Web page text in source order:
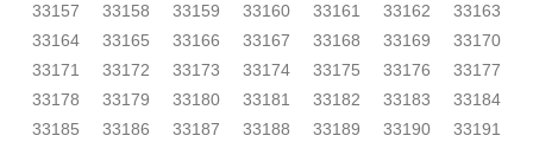
33157
33158 33159 33160 33161 33162
33163
33164
33165 33166 33167 33168 33169
33170
33171
33172 33173 33174 33175 33176
33177
33178
33179 33180 33181 33182 33183
33184
33185
33186 33187 33188 33189 33190
33191